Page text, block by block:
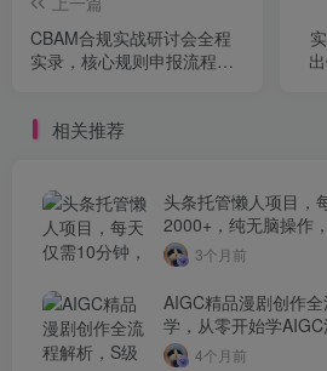
CBAM合规实战研讨会全程
实录，核心规则申报流程法
相关推荐
头条托管懒人项目，
2000+，纯无脑操作
3个月前
AIGC精品漫剧创作
学，从零开始学
4个月前